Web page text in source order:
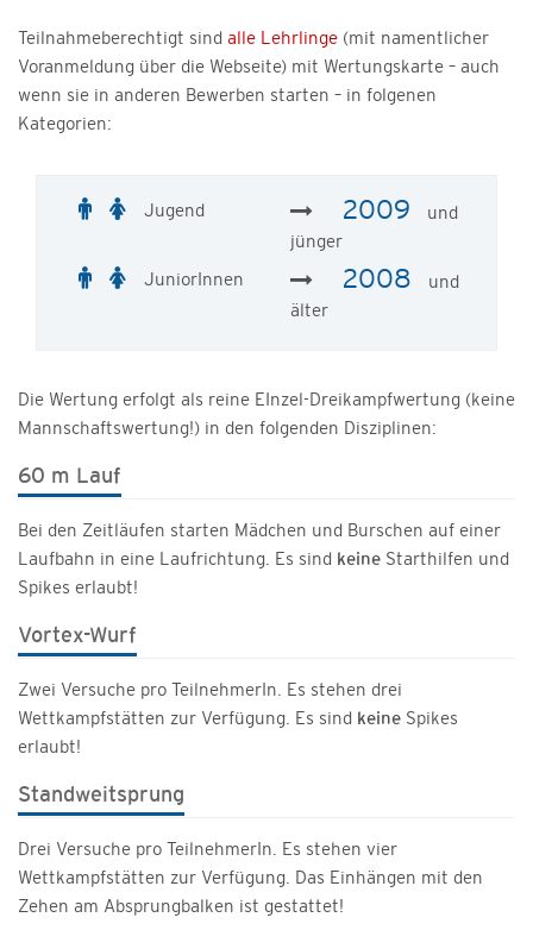
Teilnahmeberechtigt sind alle Lehrlinge (mit namentlicher
Voranmeldung über die Webseite) mit Wertungskarte – auch
wenn sie in anderen Bewerben starten – in folgenen
Kategorien:
Jugend 2009
und
jünger
JuniorInnen 2008
und
älter
Die Wertung erfolgt als reine EInzel-Dreikampfwertung (keine
Mannschaftswertung!) in den folgenden Disziplinen:
60 m Lauf
Bei den Zeitläufen starten Mädchen und Burschen auf einer
Laufbahn in eine Laufrichtung. Es sind keine Starthilfen und
Spikes erlaubt!
Vortex-Wurf
Zwei Versuche pro TeilnehmerIn. Es stehen drei
Wettkampfstätten zur Verfügung. Es sind keine Spikes
erlaubt!
Standweitsprung
Drei Versuche pro TeilnehmerIn. Es stehen vier
Wettkampfstätten zur Verfügung. Das Einhängen mit den
Zehen am Absprungbalken ist gestattet!